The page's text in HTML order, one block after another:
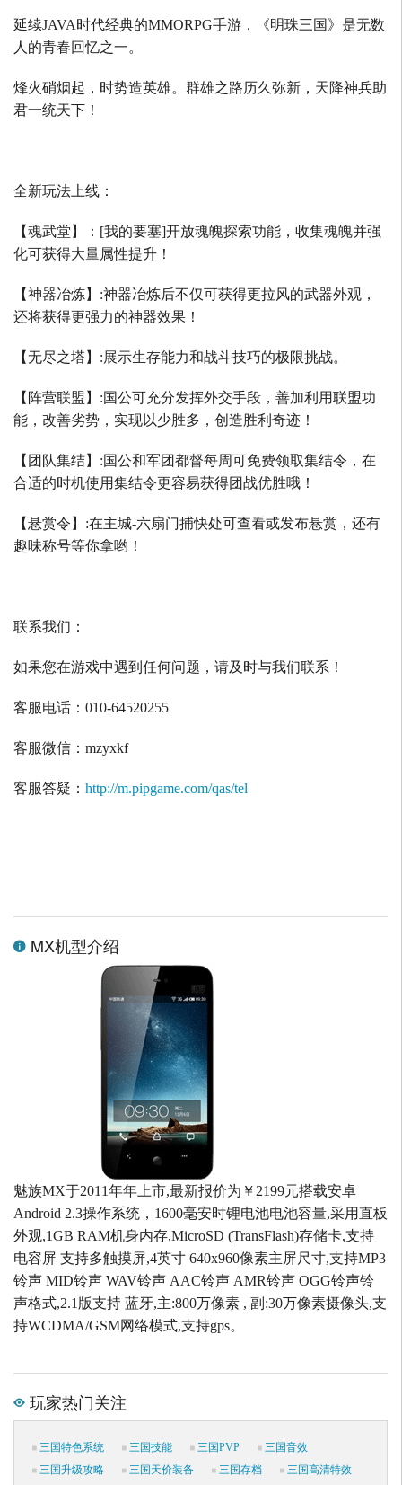
延续JAVA时代经典的MMORPG手游，《明珠三国》是无数
人的青春回忆之一。
烽火硝烟起，时势造英雄。群雄之路历久弥新，天降神兵助
君一统天下！
全新玩法上线：
【魂武堂】： [我的要塞]开放魂魄探索功能，收集魂魄并强
化可获得大量属性提升！
【神器冶炼】 :神器冶炼后不仅可获得更拉风的武器外观，
还将获得更强力的神器效果！
【无尽之塔】 :展示生存能力和战斗技巧的极限挑战。
【阵营联盟】 :国公可充分发挥外交手段，善加利用联盟功
能，改善劣势，实现以少胜多，创造胜利奇迹！
【团队集结】 :国公和军团都督每周可免费领取集结令，在
合适的时机使用集结令更容易获得团战优胜哦！
【悬赏令】 :在主城-六扇门捕快处可查看或发布悬赏，还有
趣味称号等你拿哟！
联系我们：
如果您在游戏中遇到任何问题，请及时与我们联系！
客服电话： 010-64520255
客服微信： mzyxkf
客服答疑： http://m.pipgame.com/qas/tel
MX机型介绍
魅族MX于2011年年上市,最新报价为￥2199元搭载安卓
Android 2.3操作系统，1600毫安时锂电池电池容量,采用直板
外观,1GB RAM机身内存,MicroSD (TransFlash)存储卡,支持
电容屏 支持多触摸屏,4英寸 640x960像素主屏尺寸,支持MP3
铃声 MID铃声 WAV铃声 AAC铃声 AMR铃声 OGG铃声铃
声格式,2.1版支持 蓝牙,主:800万像素 , 副:30万像素摄像头,支
持WCDMA/GSM网络模式,支持gps。
玩家热门关注
三国特色系统 三国技能 三国PVP
三国音效
三国升级攻略
三国天价装备 三国存档
三国高清特效